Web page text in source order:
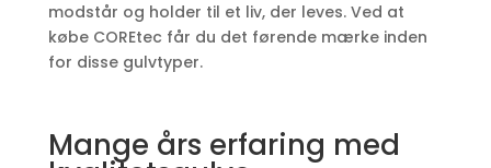
modstår og holder til et liv, der leves. Ved at
købe COREtec får du det førende mærke inden
for disse gulvtyper.
Mange års erfaring med